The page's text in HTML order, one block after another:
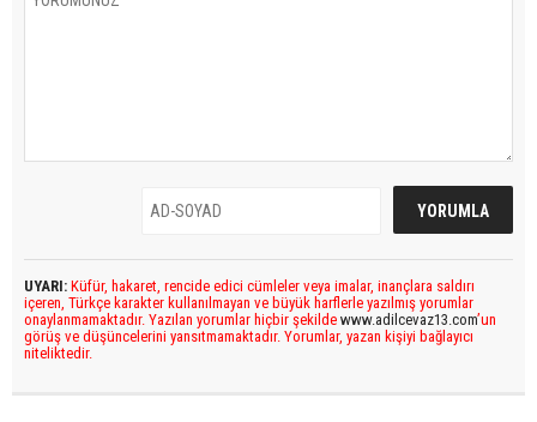
UYARI: Küfür, hakaret, rencide edici cümleler veya imalar, inançlara saldırı
içeren, Türkçe karakter kullanılmayan ve büyük harflerle yazılmış yorumlar
onaylanmamaktadır. Yazılan yorumlar hiçbir şekilde www.adilcevaz13.com’un
görüş ve düşüncelerini yansıtmamaktadır. Yorumlar, yazan kişiyi bağlayıcı
niteliktedir.